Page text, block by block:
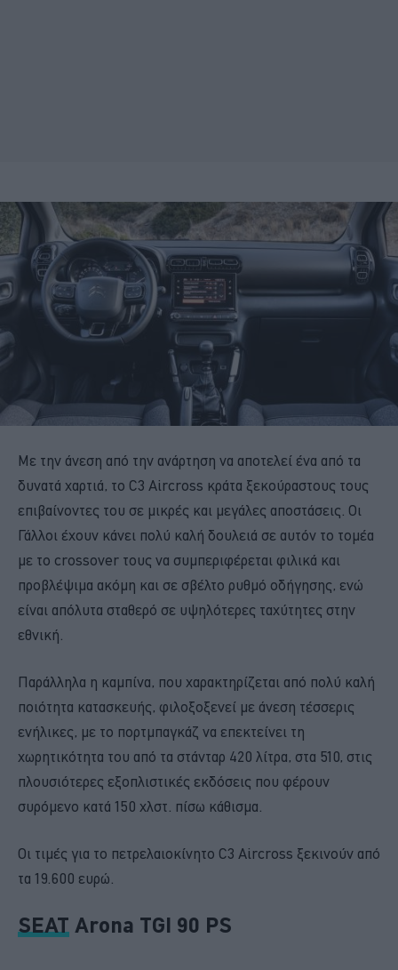
Με την άνεση από την ανάρτηση να αποτελεί ένα από τα
δυνατά χαρτιά, το C3 Aircross κράτα ξεκούραστους τους
επιβαίνοντες του σε μικρές και μεγάλες αποστάσεις. Οι
Γάλλοι έχουν κάνει πολύ καλή δουλειά σε αυτόν το τομέα
με το crossover τους να συμπεριφέρεται φιλικά και
προβλέψιμα ακόμη και σε σβέλτο ρυθμό οδήγησης, ενώ
είναι απόλυτα σταθερό σε υψηλότερες ταχύτητες στην
εθνική.
Παράλληλα η καμπίνα, που χαρακτηρίζεται από πολύ καλή
ποιότητα κατασκευής, φιλοξοξενεί με άνεση τέσσερις
ενήλικες, με το πορτμπαγκάζ να επεκτείνει τη
χωρητικότητα του από τα στάνταρ 420 λίτρα, στα 510, στις
πλουσιότερες εξοπλιστικές εκδόσεις που φέρουν
συρόμενο κατά 150 χλστ. πίσω κάθισμα.
Οι τιμές για το πετρελαιοκίνητο C3 Aircross ξεκινούν από
τα 19.600 ευρώ.
SEAT Arona TGI 90 PS